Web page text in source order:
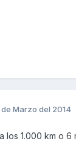
de Marzo del 2014
los 1.000 km o